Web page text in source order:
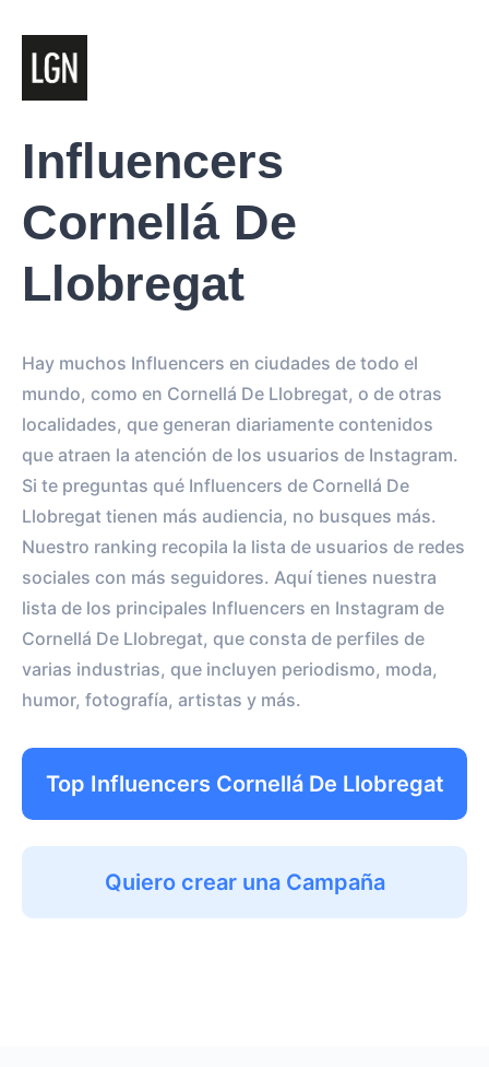
Influencers
Cornellá De
Llobregat
Hay muchos Influencers en ciudades de todo el
mundo, como en Cornellá De Llobregat, o de otras
localidades, que generan diariamente contenidos
que atraen la atención de los usuarios de Instagram.
Si te preguntas qué Influencers de Cornellá De
Llobregat tienen más audiencia, no busques más.
Nuestro ranking recopila la lista de usuarios de redes
sociales con más seguidores. Aquí tienes nuestra
lista de los principales Influencers en Instagram de
Cornellá De Llobregat, que consta de perfiles de
varias industrias, que incluyen periodismo, moda,
humor, fotografía, artistas y más.
Top Influencers Cornellá De Llobregat
Quiero crear una Campaña